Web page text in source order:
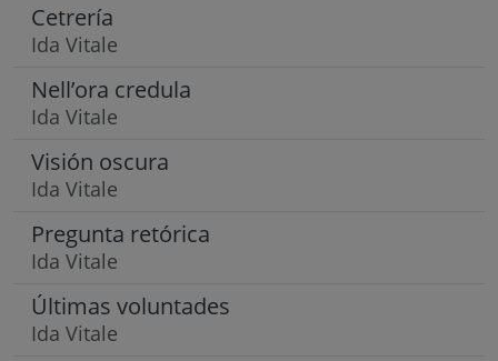
Cetrería
Ida Vitale
Nell’ora credula
Ida Vitale
Visión oscura
Ida Vitale
Pregunta retórica
Ida Vitale
Últimas voluntades
Ida Vitale